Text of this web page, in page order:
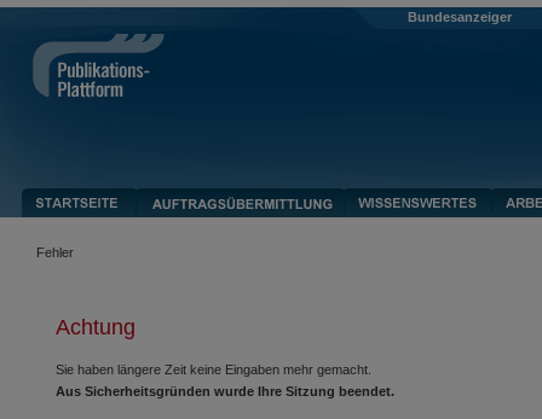
Bundesanzeiger
Fehler
Achtung
Sie haben längere Zeit keine Eingaben mehr gemacht.
Aus Sicherheitsgründen wurde Ihre Sitzung beendet.